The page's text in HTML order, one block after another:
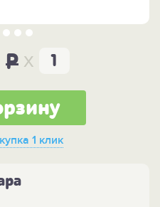
P x
1 клик